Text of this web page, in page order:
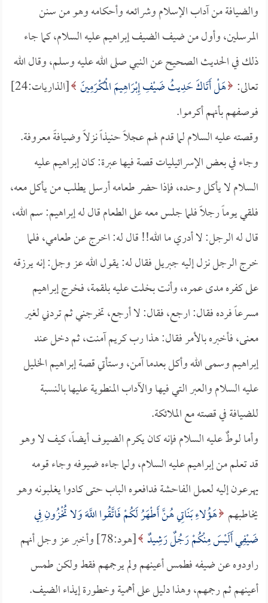
والضيافة من آداب الإسلام وشرائعه وأحكامه وهو من سنن
المرسلين، وأول من ضيف الضيف إبراهيم عليه السلام، كما جاء
ذلك في الحديث الصحيح عن النبي صلى الله عليه وسلم، وقال الله
تعالى: هَلْ أَتَاكَ حَدِيثُ ضَيْفِ إِبْرَاهِيمَ الْمُكْرَمِينَ
[الذاريات:24]
فوصفهم بأنهم أكرموا.
وقصته عليه السلام لما قدم لهم عجلاً حنيذاً نزلاً وضيافةً معروفة.
وجاء في بعض الإسرائيليات قصة فيها عبرة: كان إبراهيم عليه
السلام لا يأكل وحده، فإذا حضر طعامه أرسل يطلب من يأكل معه،
فلقي يوماً رجلاً فلما جلس معه على الطعام قال له إبراهيم: سم الله،
قال له الرجل: لا أدري ما الله!! قال له: اخرج عن طعامي، فلما
خرج الرجل نزل إليه جبريل فقال له: يقول الله عز وجل: إنه يرزقه
على كفره مدى عمره، وأنت بخلت عليه بلقمة، فخرج إبراهيم
مسرعاً فرده فقال: ارجع، فقال: لا أرجع، تخرجني ثم تردني لغير
معنى، فأخبره بالأمر فقال: هذا رب كريم آمنت، ثم دخل عند
إبراهيم وسمى الله وأكل بعدما آمن، وستأتي قصة إبراهيم الخليل
عليه السلام والعبر التي فيها والآداب المنطوية عليها بالنسبة
للضيافة في قصته مع الملائكة.
وأما لوطٌ عليه السلام فإنه كان يكرم الضيوف أيضاً، كيف لا وهو
قد تعلم من إبراهيم عليه السلام، ولما جاءه ضيوفه وجاء قومه
يهرعون إليه لعمل الفاحشة فدافعوه الباب حتى كادوا يغلبونه وهو
يخاطبهم هَؤُلاءِ بَنَاتِي هُنَّ أَطْهَرُ لَكُمْ فَاتَّقُوا اللَّهَ وَلا تُخْزُونِ فِي
ضَيْفِي أَلَيْسَ مِنْكُمْ رَجُلٌ رَشِيدٌ
[هود:78] وأخبر عز وجل أنهم
راودوه عن ضيفه فطمس أعينهم ولم يرجمهم فقط ولكن طمس
أعينهم ثم رجمهم، وهذا دليل على أهمية وخطورة إيذاء الضيف.